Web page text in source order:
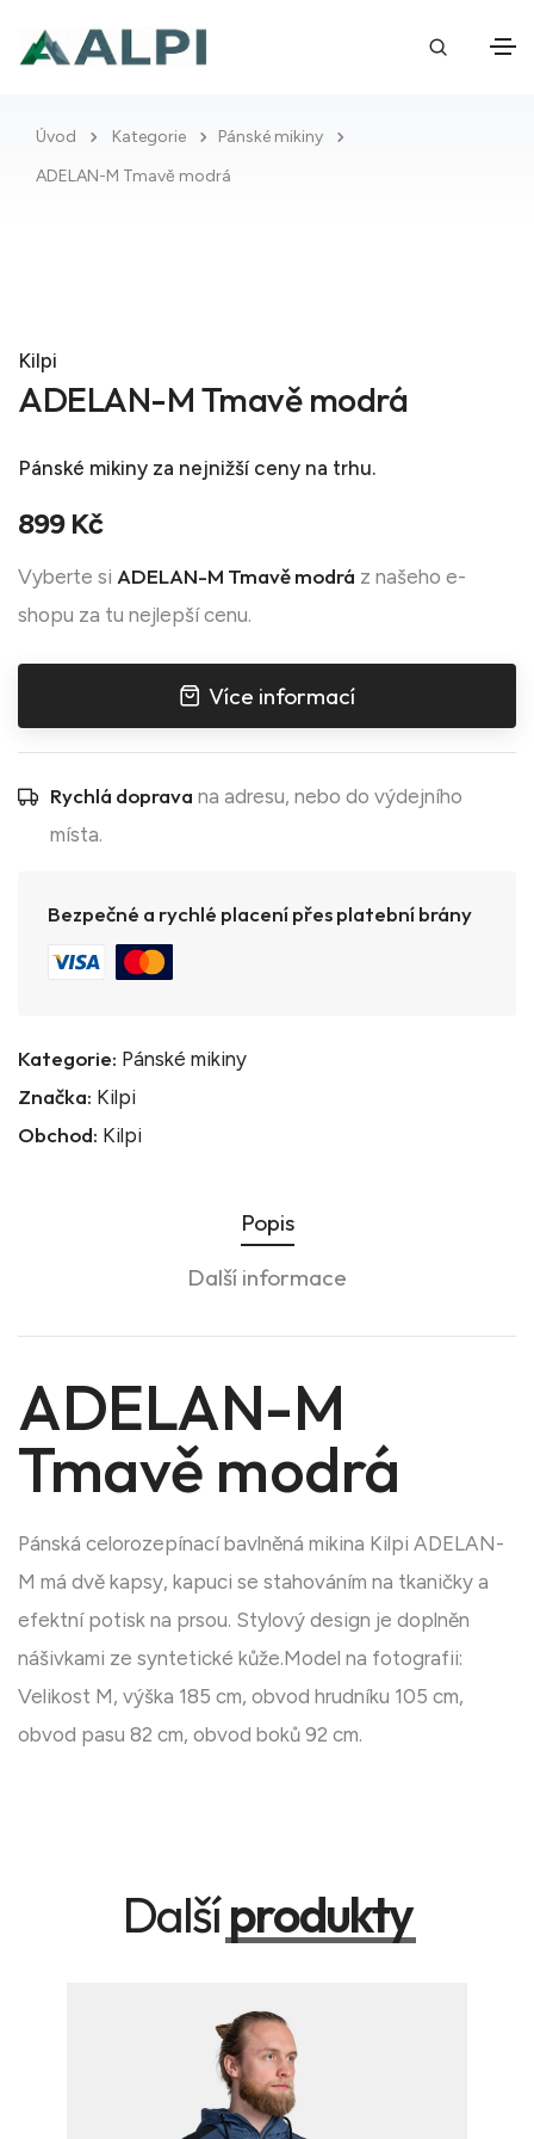
Úvod Kategorie
Pánské mikiny
ADELAN-M Tmavě modrá
Kilpi
ADELAN-M Tmavě modrá
Pánské mikiny za nejnižší ceny na trhu.
899 Kč
Vyberte si ADELAN-M Tmavě modrá z našeho e-
shopu za tu nejlepší cenu.
Více informací
Rychlá doprava na adresu, nebo do výdejního
místa.
Bezpečné a rychlé placení přes platební brány
Kategorie: Pánské mikiny
Značka: Kilpi
Obchod: Kilpi
Popis
Další informace
ADELAN-M
Tmavě modrá
Pánská celorozepínací bavlněná mikina Kilpi ADELAN-
M má dvě kapsy, kapuci se stahováním na tkaničky a
efektní potisk na prsou. Stylový design je doplněn
nášivkami ze syntetické kůže.Model na fotografii:
Velikost M, výška 185 cm, obvod hrudníku 105 cm,
obvod pasu 82 cm, obvod boků 92 cm.
Dalšíprodukty